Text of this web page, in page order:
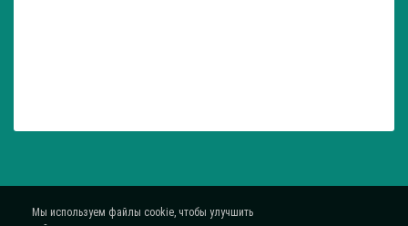
Мы используем файлы cookie, чтобы улучшить